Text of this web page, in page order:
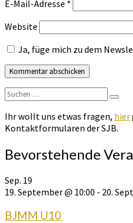
E-Mail-Adresse *
Website
Ja, füge mich zu dem
Suchen
nach:
Suchen
Ihr wollt uns etwas fragen, hier
Kontaktformularen der SJB.
Bevorstehende
Sep. 19
19. September @ 10:00 - 20.
BJMM U10